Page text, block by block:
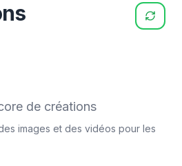
de créations
images et des vidéos pour les